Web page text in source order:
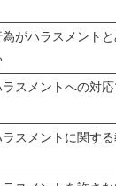
為がハラスメント
スメントへの対
スメントに関す